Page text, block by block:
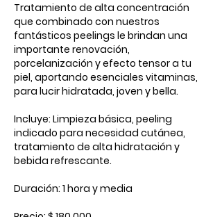
Tratamiento de alta concentración
que combinado con nuestros
fantásticos peelings le brindan una
importante renovación,
porcelanización y efecto tensor a tu
piel, aportando esenciales vitaminas,
para lucir hidratada, joven y bella.
Incluye: Limpieza básica, peeling
indicado para necesidad cutánea,
tratamiento de alta hidratación y
bebida refrescante.
Duración: 1 hora y media